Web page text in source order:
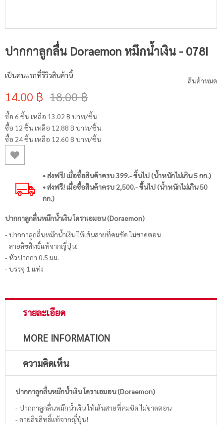
ปากกาลูกลื่น Doraemon หมึกน้ำเงิน - 078I
สินค้าหมด
เป็นคนแรกที่รีวิวสินค้านี้
14.00 ฿ 18.00 ฿
ซื้อ 6 ชิ้น เหลือ 13.02 ฿ บาท/ชิ้น
ซื้อ 12 ชิ้น เหลือ 12.88 ฿ บาท/ชิ้น
ซื้อ 24 ชิ้น เหลือ 12.60 ฿ บาท/ชิ้น
• ส่งฟรี! เมื่อซื้อสินค้าครบ 399.- ขึ้นไป (น้ำหนักไม่เกิน 5 กก.)
• ส่งฟรี! เมื่อซื้อสินค้าครบ 2,500.- ขึ้นไป (น้ำหนักไม่เกิน 50
กก.)
ปากกาลูกลื่นหมึกน้ำเงิน โดราเอมอน (Doraemon)
- ปากกาลูกลื่นหมึกน้ำเงิน ให้เส้นสายที่คมชัด ไม่ขาดตอน
- ลายลิขสิทธิ์แท้จากญี่ปุ่น!
- หัวปากกา 0.5 มม.
- บรรจุ 1 แท่ง
รายละเอียด
MORE INFORMATION
ความคิดเห็น
ปากกาลูกลื่นหมึกน้ำเงิน โดราเอมอน (Doraemon)
- ปากกาลูกลื่นหมึกน้ำเงิน ให้เส้นสายที่คมชัด ไม่ขาดตอน
- ลายลิขสิทธิ์แท้จากญี่ปุ่น!